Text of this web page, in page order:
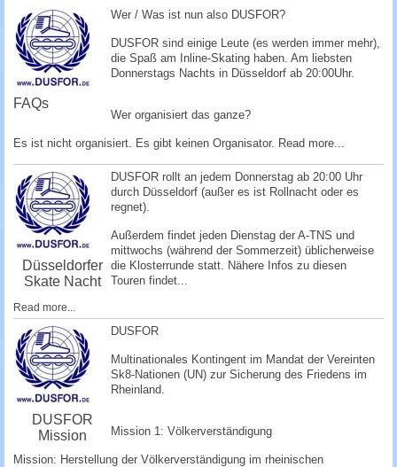
FAQs
Wer / Was ist nun also DUSFOR?
DUSFOR sind einige Leute (es werden immer mehr),
die Spaß am Inline-Skating haben. Am liebsten
Donnerstags Nachts in Düsseldorf ab 20:00Uhr.
Wer organisiert das ganze?
Es ist nicht organisiert. Es gibt keinen Organisator. Read more...
Düsseldorfer
Skate Nacht
DUSFOR rollt an jedem Donnerstag ab 20:00 Uhr
durch Düsseldorf (außer es ist Rollnacht oder es
regnet).
Außerdem findet jeden Dienstag der A-TNS und
mittwochs (während der Sommerzeit) üblicherweise
die Klosterrunde statt. Nähere Infos zu diesen
Touren findet...
Read more...
DUSFOR
Mission
DUSFOR
Multinationales Kontingent im Mandat der Vereinten
Sk8-Nationen (UN) zur Sicherung des Friedens im
Rheinland.
Mission 1: Völkerverständigung
Mission: Herstellung der Völkerverständigung im rheinischen